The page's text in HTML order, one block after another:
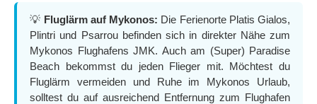
💡 Fluglärm auf Mykonos: Die Ferienorte Platis Gialos,
Plintri und Psarrou befinden sich in direkter Nähe zum
Mykonos Flughafens JMK. Auch am (Super) Paradise
Beach bekommst du jeden Flieger mit. Möchtest du
Fluglärm vermeiden und Ruhe im Mykonos Urlaub,
solltest du auf ausreichend Entfernung zum Flughafen